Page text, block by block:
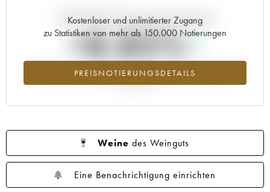
Kostenloser und unlimitierter Zugang
zu Statistiken von mehr als 150.000 Notierungen
PREISNOTIERUNGSDETAILS
Aktuelle Entwicklung der Preisnotierung
+8.85%
Preisanstiegs des Jahrgangs 2016 im Jahr 2026 im Vergleich zum
Weine des Weinguts
Eine Benachrichtigung einrichten